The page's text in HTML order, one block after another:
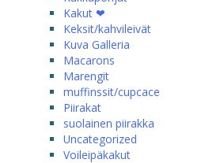
Kakut ❤
Keksit/kahvileivät
Kuva Galleria
Macarons
Marengit
muffinssit/cupcace
Piirakat
suolainen piirakka
Uncategorized
Voileipäkakut